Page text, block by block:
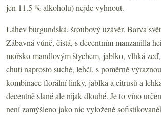
jen 11.5 % alkoholu) nejde vyhnout.
Láhev burgundská, šroubový uzávěr. Barva
Zábavná vůně, čistá, s decentním manzanilla
mořsko-mandlovým štychem, jablko, vlhká
chuti naprosto suché, lehčí, s poměrně
kombinace florální linky, jablka a citrusů a
decentně slané ale nijak dlouhé. Je to víno
není zamýšleno jako nic vyloženě